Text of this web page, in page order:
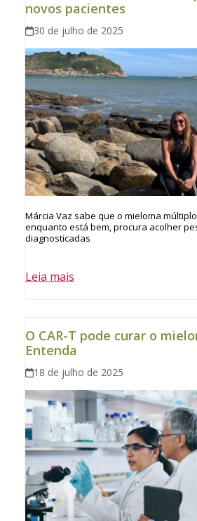
novos pacientes
30 de julho de 2025
Márcia Vaz sabe que o mieloma
enquanto está bem, procura acolher
diagnosticadas
Leia mais
O CAR-T pode curar o
Entenda
18 de julho de 2025